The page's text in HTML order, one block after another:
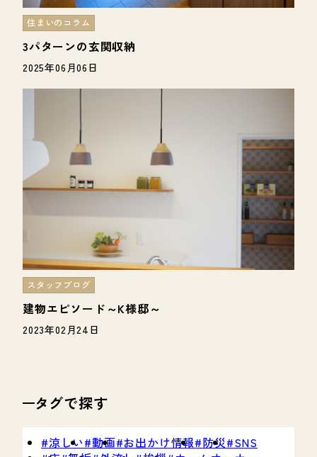
3パターンの玄関収納
住まいのコラム
2025年06月06日
建物エピソード～K様邸～
スタッフブログ
2023年02月24日
タグで探す
涼しい 動画 お出かけ情報 防災 SNS